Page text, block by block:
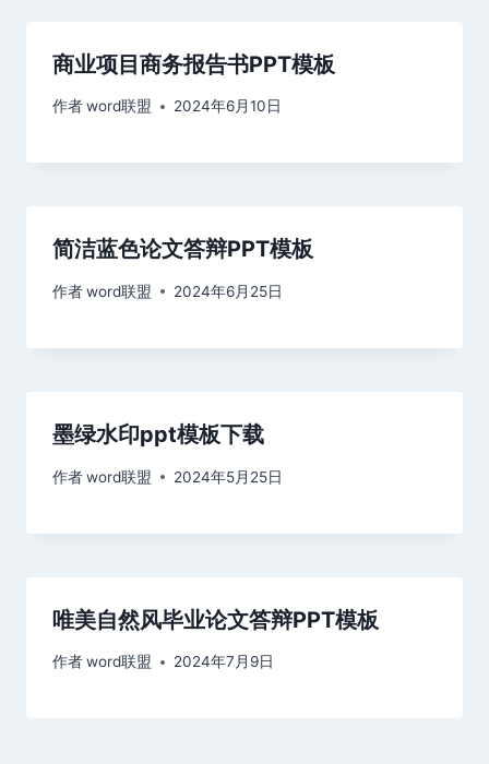
商业项目商务报告书PPT模板
作者word联盟 2024年6月10日
简洁蓝色论文答辩PPT模板
作者word联盟 2024年6月25日
墨绿水印ppt模板下载
作者word联盟 2024年5月25日
唯美自然风毕业论文答辩PPT模板
作者word联盟 2024年7月9日